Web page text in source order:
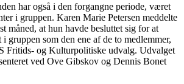
har også i den forgangne periode, været
i gruppen. Karen Marie Petersen meddelte
måned, at hun havde besluttet sig for at
gruppen som den ene af de to medlemmer,
Fritids- og Kulturpolitiske udvalg. Udvalget
ved Ove Gibskov og Dennis Bonet